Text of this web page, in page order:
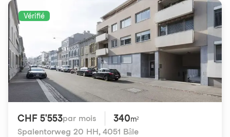
Vérifié
CHF 5'553par mois 340m²
Spalentorweg 20 HH, 4051 Bâle